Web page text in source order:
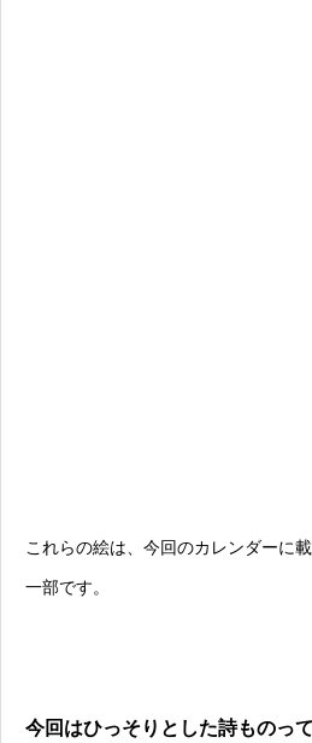
これらの絵は、今回のカレンダーに
一部です。
今回はひっそりとした詩ものっ